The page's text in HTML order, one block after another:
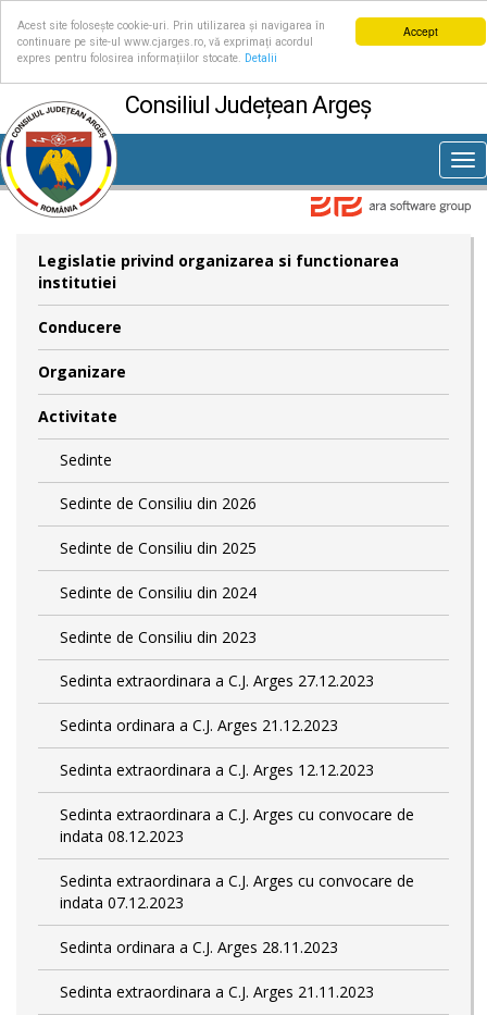
Accept
Acest site folosește cookie-uri. Prin utilizarea și navigarea în
continuare pe site-ul www.cjarges.ro, vă exprimați acordul
expres pentru folosirea informațiilor stocate.
Detalii
Consiliul Județean Argeș
Legislatie privind organizarea si functionarea
institutiei
Conducere
Organizare
Activitate
Sedinte
Sedinte de Consiliu din 2026
Sedinte de Consiliu din 2025
Sedinte de Consiliu din 2024
Sedinte de Consiliu din 2023
Sedinta extraordinara a C.J. Arges 27.12.2023
Sedinta ordinara a C.J. Arges 21.12.2023
Sedinta extraordinara a C.J. Arges 12.12.2023
Sedinta extraordinara a C.J. Arges cu convocare de
indata 08.12.2023
Sedinta extraordinara a C.J. Arges cu convocare de
indata 07.12.2023
Sedinta ordinara a C.J. Arges 28.11.2023
Sedinta extraordinara a C.J. Arges 21.11.2023